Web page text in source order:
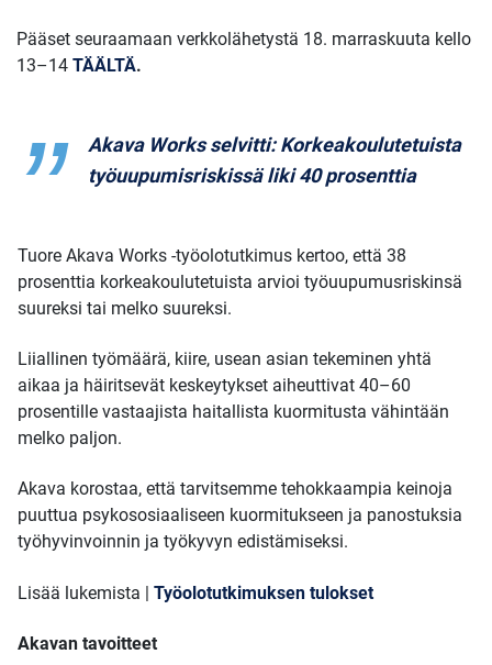
Pääset seuraamaan verkkolähetystä 18. marraskuuta kello
13–14 TÄÄLTÄ.
Akava Works selvitti: Korkeakoulutetuista
työuupumisriskissä liki 40 prosenttia
Tuore Akava Works -työolotutkimus kertoo, että 38
prosenttia korkeakoulutetuista arvioi työuupumusriskinsä
suureksi tai melko suureksi.
Liiallinen työmäärä, kiire, usean asian tekeminen yhtä
aikaa ja häiritsevät keskeytykset aiheuttivat 40–60
prosentille vastaajista haitallista kuormitusta vähintään
melko paljon.
Akava korostaa, että tarvitsemme tehokkaampia keinoja
puuttua psykososiaaliseen kuormitukseen ja panostuksia
työhyvinvoinnin ja työkyvyn edistämiseksi.
Lisää lukemista | Työolotutkimuksen tulokset
Akavan tavoitteet